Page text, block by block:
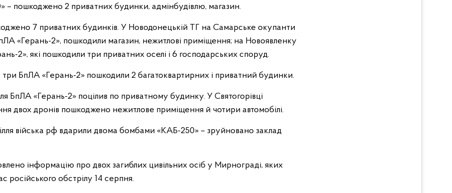
пошкоджено 2 приватних будинки, адмінбудівлю, магазин.
7 приватних будинків. У Новодонецькій ТГ на Самарське окупанти
«Герань-2», пошкодили магазин, нежитлові приміщення; на Новоявленку
2», які пошкодили три приватних оселі і 6 господарських споруд.
три БпЛА «Герань-2» пошкодили 2 багатоквартирних і приватний будинки.
БпЛА «Герань-2» поцілив по приватному будинку. У Святогорівці
двох дронів пошкоджено нежитлове приміщення й чотири автомобілі.
війська рф вдарили двома бомбами «КАБ-250» – зруйновано заклад
інформацію про двох загиблих цивільних осіб у Мирнограді, яких
російського обстрілу 14 серпня.